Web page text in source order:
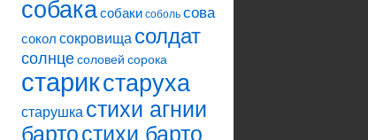
собакасобаки соболь сова
сокол сокровища солдат
солнцесоловей сорока
старикстаруха
старушка стихи агнии
бартостихи барто